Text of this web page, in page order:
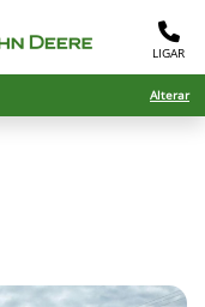
LIGAR
Alterar